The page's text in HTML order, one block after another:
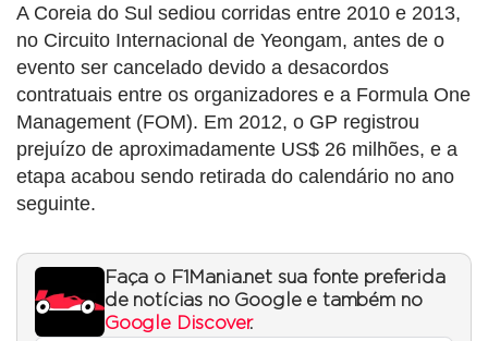
A Coreia do Sul sediou corridas entre 2010 e 2013,
no Circuito Internacional de Yeongam, antes de o
evento ser cancelado devido a desacordos
contratuais entre os organizadores e a Formula One
Management (FOM). Em 2012, o GP registrou
prejuízo de aproximadamente US$ 26 milhões, e a
etapa acabou sendo retirada do calendário no ano
seguinte.
Faça o F1Mania.net sua fonte preferida
de notícias no Google e também no
Google Discover.